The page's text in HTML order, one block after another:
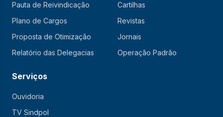
Pauta de Reivindicação
Plano de Cargos
Proposta de Otimização
Relatório das Delegacias
Cartilhas
Revistas
Jornais
Operação Padrão
Serviços
Ouvidoria
TV Sindpol